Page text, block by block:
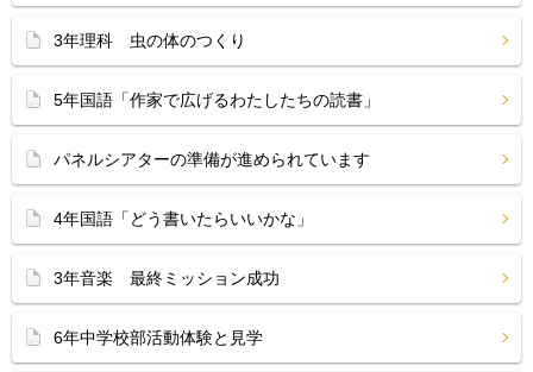
3年理科 虫の体のつくり
5年国語「作家で広げるわたしたちの読書」
パネルシアターの準備が進められています
4年国語「どう書いたらいいかな」
3年音楽 最終ミッション成功
6年中学校部活動体験と見学